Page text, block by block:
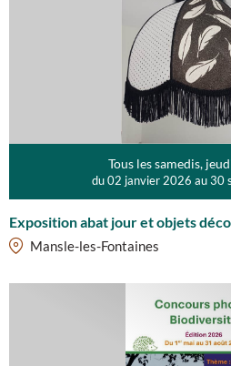
Tous les samedis,
du 02 janvier 2026 au 30
Exposition abat jour et objets déco
Mansle-les-Fontaines